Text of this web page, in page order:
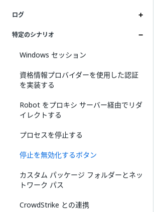
ログ
特定のシナリオ
Windows セッション
資格情報プロバイダーを使用した認証
を実装する
Robot をプロキシ サーバー経由でリダ
イレクトする
プロセスを停止する
停止を無効化するボタン
カスタム パッケージ フォルダーとネッ
トワーク パス
CrowdStrike との連携